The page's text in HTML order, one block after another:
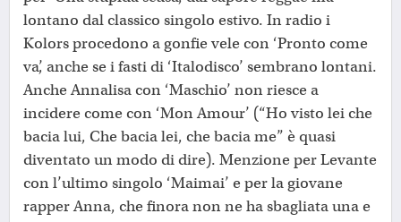
lontano dal classico singolo estivo. In radio i
Kolors procedono a gonfie vele con ‘Pronto come
va’, anche se i fasti di ‘Italodisco’ sembrano lontani.
Anche Annalisa con ‘Maschio’ non riesce a
incidere come con ‘Mon Amour’ (“Ho visto lei che
bacia lui, Che bacia lei, che bacia me” è quasi
diventato un modo di dire). Menzione per Levante
con l’ultimo singolo ‘Maimai’ e per la giovane
rapper Anna, che finora non ne ha sbagliata una e